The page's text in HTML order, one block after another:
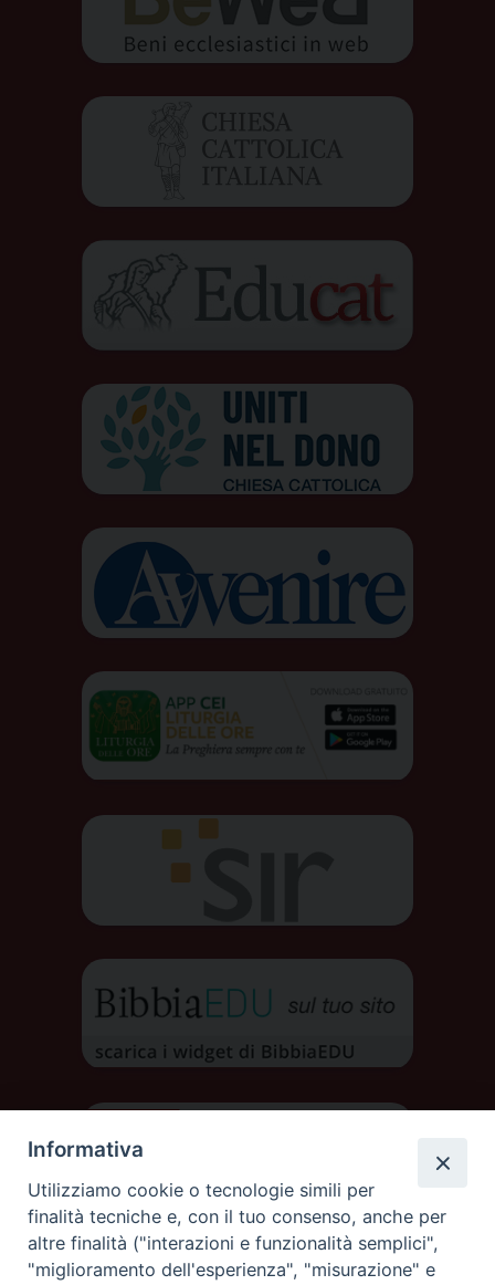
Informativa
Utilizziamo cookie o tecnologie simili per
finalità tecniche e, con il tuo consenso, anche per
altre finalità ("interazioni e funzionalità semplici",
"miglioramento dell'esperienza", "misurazione" e